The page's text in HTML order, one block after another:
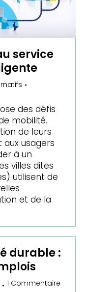
service
des défis
mobilité.
de leurs
usagers
à un
villes dites
utilisent de
et de la
durable :
1 Commentaire